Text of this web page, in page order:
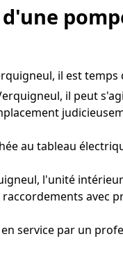
il est
il peut
au tableau
l'unité
avec
service par un